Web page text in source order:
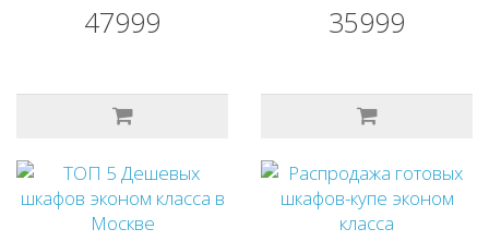
47999 35999